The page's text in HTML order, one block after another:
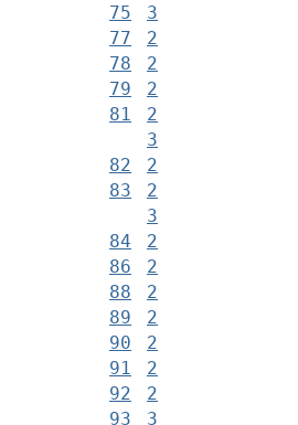
75
3
77
2
78
2
79
2
81
2
3
82
2
83
2
3
84
2
86
2
88
2
89
2
90
2
91
2
92
2
93
3